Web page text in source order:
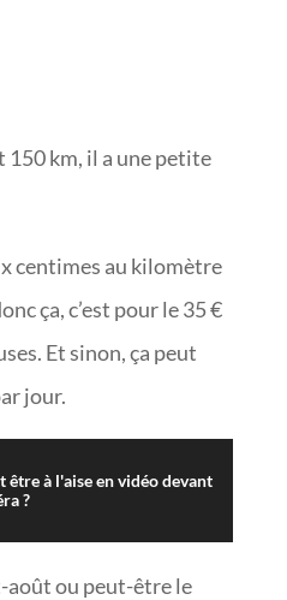
150 km, il a une petite
centimes au kilomètre
ça, c’est pour le 35 €
Et sinon, ça peut
jour.
être à l'aise en vidéo devant
?
août ou peut-être le